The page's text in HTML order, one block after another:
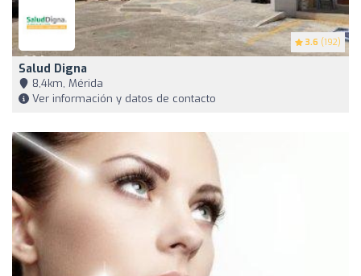
3.6 (192)
Salud Digna
8,4km, Mérida
Ver información y datos de contacto